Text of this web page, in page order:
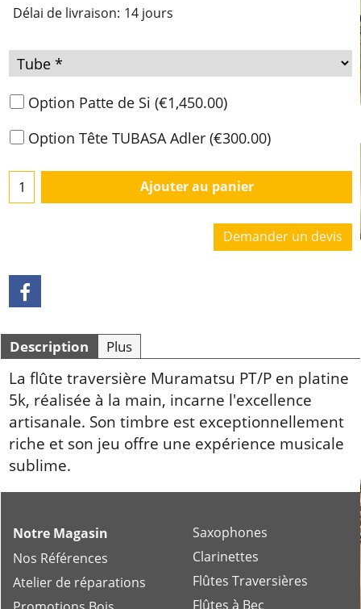
Délai de livraison: 14 jours
Option Patte de Si (€1,450.00)
Option Tête TUBASA Adler (€300.00)
Ajouter au panier
Demander un devis
Description Plus
La flûte traversière Muramatsu PT/P en platine
5k, réalisée à la main, incarne l'excellence
artisanale. Son timbre est exceptionnellement
riche et son jeu offre une expérience musicale
sublime.
Notre Magasin
Nos Références
Atelier de réparations
Saxophones
Clarinettes
Flûtes Traversières
Flûtes à Bec